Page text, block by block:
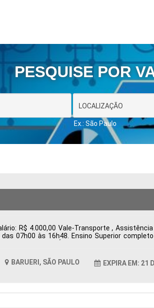
PESQUISE POR
Ex.: São Paulo
R$ 4.000,00 Vale-Transporte ,
07h00 às 16h48. Ensino Superior
BARUERI, SÃO PAULO EXPIRA EM: 21